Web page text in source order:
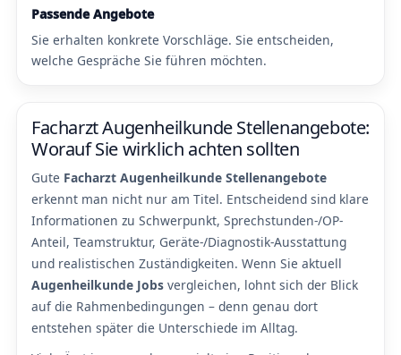
Passende Angebote
Sie erhalten konkrete Vorschläge. Sie entscheiden,
welche Gespräche Sie führen möchten.
Facharzt Augenheilkunde Stellenangebote:
Worauf Sie wirklich achten sollten
Gute Facharzt Augenheilkunde Stellenangebote
erkennt man nicht nur am Titel. Entscheidend sind klare
Informationen zu Schwerpunkt, Sprechstunden-/OP-
Anteil, Teamstruktur, Geräte-/Diagnostik-Ausstattung
und realistischen Zuständigkeiten. Wenn Sie aktuell
Augenheilkunde Jobs vergleichen, lohnt sich der Blick
auf die Rahmenbedingungen – denn genau dort
entstehen später die Unterschiede im Alltag.